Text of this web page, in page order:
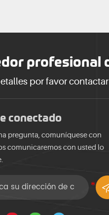
profesional
por favor
conectado
pregunta, comuníquese con
comunicaremos con usted lo